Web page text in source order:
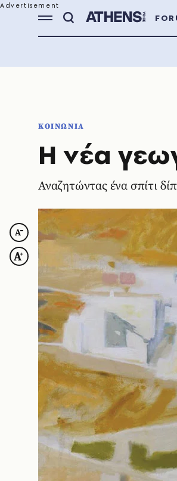
ΚΟΙΝΩΝΙΑ
Η νέα
Αναζητώντας ένα σπίτι